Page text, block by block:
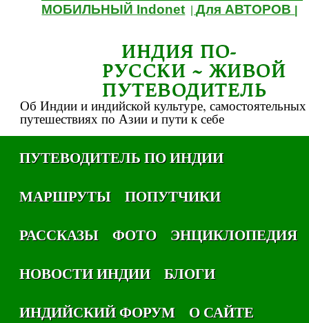
МОБИЛЬНЫЙ Indonet |Для АВТОРОВ
ИНДИЯ ПО-
РУССКИ ~ ЖИВОЙ
ПУТЕВОДИТЕЛЬ
Об Индии и индийской культуре, самостоятельных
путешествиях по Азии и пути к себе
ПУТЕВОДИТЕЛЬ ПО ИНДИИ
МАРШРУТЫ
ПОПУТЧИКИ
РАССКАЗЫ
ФОТО
ЭНЦИКЛОПЕДИЯ
НОВОСТИ ИНДИИ
БЛОГИ
ИНДИЙСКИЙ ФОРУМ
О САЙТЕ